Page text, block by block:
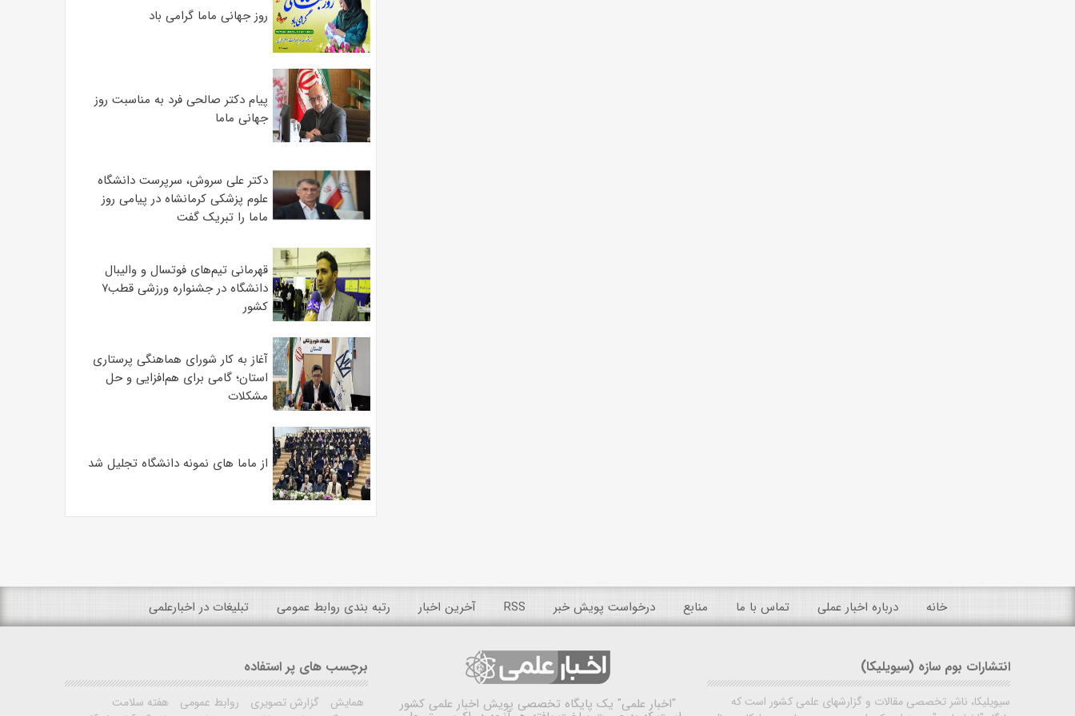
روز جهانی ماما گرامی باد
پیام دکتر صالحی فرد به مناسبت روز
جهانی ماما
دکتر علی سروش، سرپرست دانشگاه
علوم پزشکی کرمانشاه در پیامی روز
ماما را تبریک گفت
قهرمانی تیم‌های فوتسال و والیبال
دانشگاه در جشنواره ورزشی قطب۷
کشور
آغاز به کار شورای هماهنگی پرستاری
استان؛ گامی برای هم‌افزایی و حل
مشکلات
از ماما های نمونه دانشگاه تجلیل شد
خانه درباره اخبار عملی تماس با ما منابع درخواست پویش خبر RSS آخرین اخبار رتبه بندی روابط عمومی تبلیغات در اخبارعلمی
انتشارات بوم سازه (سیویلیکا)
سیویلیکا، ناشر تخصصی مقالات و گزارشهای علمی کشور است که
"اخبار علمی" یک پایگاه تخصصی پویش اخبار علمی کشور
برچسب های پر استفاده
همایش گزارش تصویری روابط عمومی
هفته سلامت